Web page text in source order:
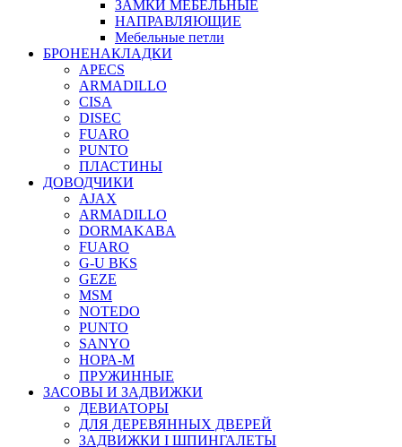
ЗАМКИ МЕБЕЛЬНЫЕ
НАПРАВЛЯЮЩИЕ
Мебельные петли
БРОНЕНАКЛАДКИ
APECS
ARMADILLO
CISA
DISEC
FUARO
PUNTO
ПЛАСТИНЫ
ДОВОДЧИКИ
AJAX
ARMADILLO
DORMAKABA
FUARO
G-U BKS
GEZE
MSM
NOTEDO
PUNTO
SANYO
НОРА-М
ПРУЖИННЫЕ
ЗАСОВЫ И ЗАДВИЖКИ
ДЕВИАТОРЫ
ДЛЯ ДЕРЕВЯННЫХ ДВЕРЕЙ
ЗАДВИЖКИ I ШПИНГАЛЕТЫ